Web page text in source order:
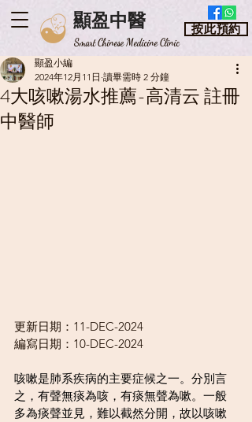
按此預約
顯盈中醫
​Smart Chinese Medicine Clinic
4大咳嗽湯水推薦-高清云 註冊
中醫師
顯盈小編
2024年12月11日 讀畢需時 2 分鐘
更新日期：11-DEC-2024
編寫日期：10-DEC-2024
咳嗽是肺系疾病的主要症候之一。分別言
之，有聲無痰為咳，有痰無聲為嗽。一般
多為痰聲並見，難以截然分開，故以咳嗽